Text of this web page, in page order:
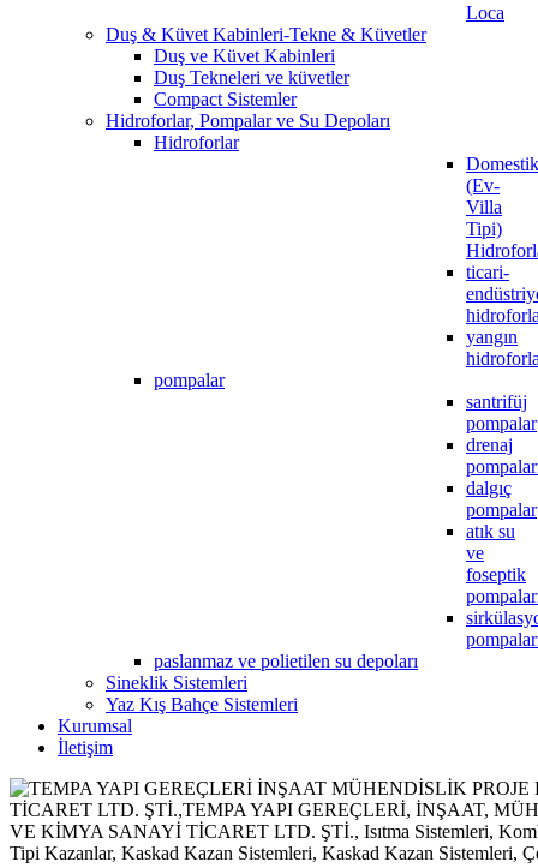
Loca
Duş & Küvet Kabinleri-Tekne & Küvetler
Duş ve Küvet Kabinleri
Duş Tekneleri ve küvetler
Compact Sistemler
Hidroforlar, Pompalar ve Su Depoları
Hidroforlar
Domestik
(Ev-
Villa
Tipi)
ticari-
yangın
pompalar
santrifüj
pompalar
drenaj
dalgıç
pompalar
atık su
ve
foseptik
paslanmaz ve polietilen su depoları
Sineklik Sistemleri
Yaz Kış Bahçe Sistemleri
Kurumsal
İletişim